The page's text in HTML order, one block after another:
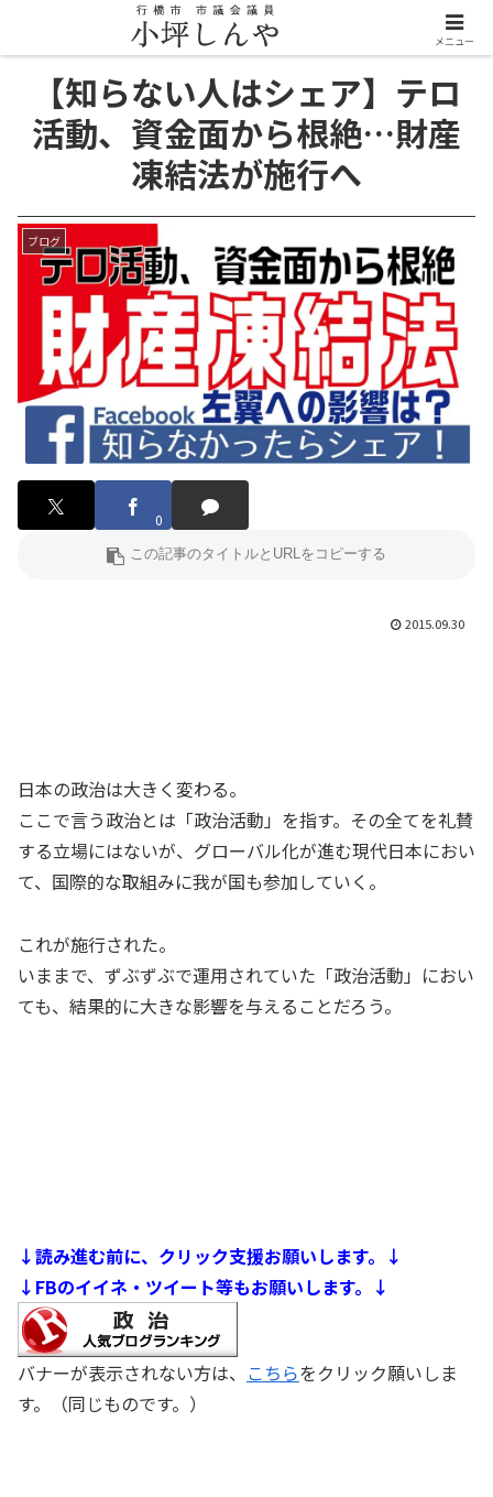
【知らない人はシェア】テロ
活動、資金面から根絶…財産
凍結法が施行へ
ブログ
0
2015.09.30
日本の政治は大きく変わる。
ここで言う政治とは「政治活動」を指す。その全てを礼賛
する立場にはないが、グローバル化が進む現代日本におい
て、国際的な取組みに我が国も参加していく。
これが施行された。
いままで、ずぶずぶで運用されていた「政治活動」におい
ても、結果的に大きな影響を与えることだろう。
↓読み進む前に、クリック支援お願いします。↓
↓FBのイイネ・ツイート等もお願いします。↓
バナーが表示されない方は、 こちらをクリック願いしま
す。（同じものです。）
メニュー